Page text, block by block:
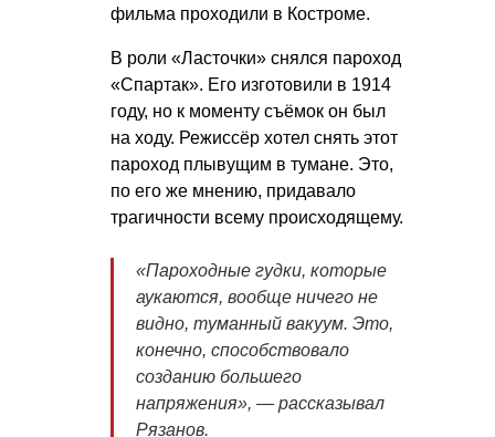
фильма проходили в Костроме.
В роли «Ласточки» снялся пароход
«Спартак». Его изготовили в 1914
году, но к моменту съёмок он был
на ходу. Режиссёр хотел снять этот
пароход плывущим в тумане. Это,
по его же мнению, придавало
трагичности всему происходящему.
«Пароходные гудки, которые
аукаются, вообще ничего не
видно, туманный вакуум. Это,
конечно, способствовало
созданию большего
напряжения», — рассказывал
Рязанов.